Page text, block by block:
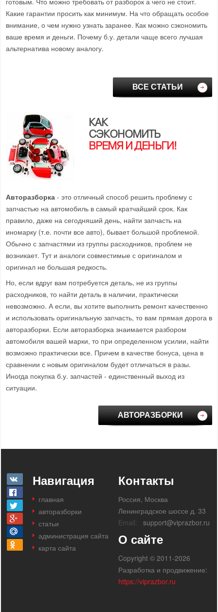
Какие гарантии просить как минимум. На что обращать особое
внимание, о чем нужно узнать заранее. Как можно сэкономить
ваше время и деньги. Почему б.у. детали чаще всего лучшая
альтернатива новому аналогу.
ВСЕ СТАТЬИ
КАК
СЭКОНОМИТЬ
ВРЕМЯ И ДЕНЬГИ!
Авторазборка - это отличный способ решить проблему с
запчастью на автомобиль в самый кратчайший срок. Как
правило, даже на сегодняший день, найти запчасть на
иномарку (т.е. почти все авто), бывает большой проблемой.
Обычно с запчастями из группы расходников, проблем не
возникает. Тут и аналоги совместимые с оригиналом и
оригинал не большая редкость.
Но, если вдруг вам потребуется деталь, не из группы
расходников, то найти деталь в наличии, практически
невозможно. А если, вы хотите выполнить ремонт качественно
и использовать оригинальную запчасть, то вам прямая дорога в
авторазборки. Если авторазборка знаимается разбором
автомобиля вашей марки, то при определенном усилии, найти
возможно практически все. Причем в качестве бонуса, цена в
сравнении с новым оригиналом будет отличаться в разы.
Иногда покупка б.у. запчастей - единственный выход из
ситуации.
АВТОРАЗБОРКИ
Навигация
главная
авторазборки
статьи
администрация сайта
карта сайта
Контакты
Россия, Москва
Ленинградское шоссе д. 33
Email:
support@viprazbor.ru
О сайте
Copyright © 2011-2026
Разработка и продвижение:
https://viprazbor.ru